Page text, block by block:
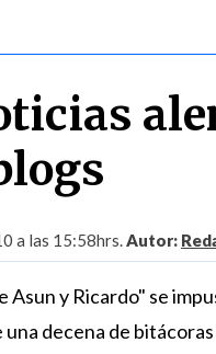
a las 15:58hrs.Autor:
Asun y Ricardo" se
decena de